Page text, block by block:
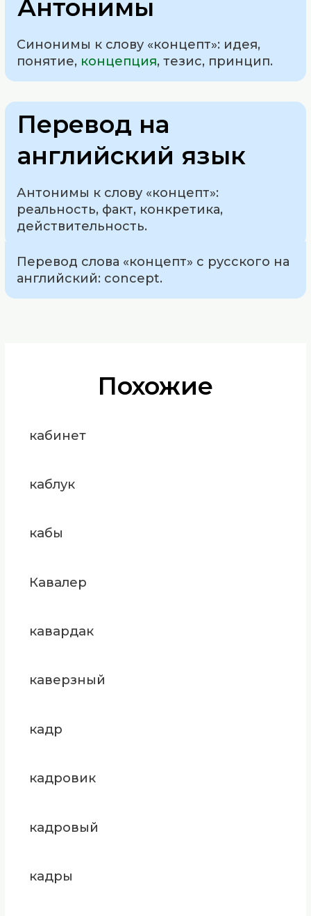
Антонимы
Синонимы к слову «концепт»: идея,
понятие, концепция, тезис, принцип.
Перевод на
английский язык
Антонимы к слову «концепт»:
реальность, факт, конкретика,
действительность.
Перевод слова «концепт» с русского на
английский: concept.
Похожие
кабинет
каблук
кабы
Кавалер
кавардак
каверзный
кадр
кадровик
кадровый
кадры